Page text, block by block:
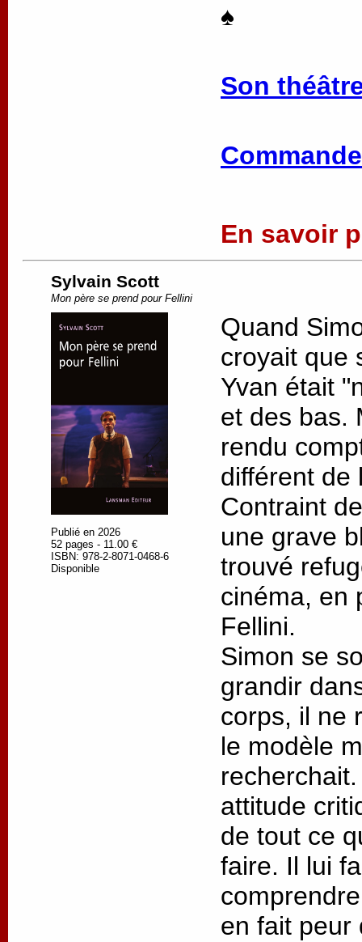
♠
Son
En savoir
Sylvain Scott
Mon père se prend pour Fellini
Publié en 2026
52 pages - 11.00 €
ISBN: 978-2-8071-0468-6
Disponible
Quand
croyait que
Yvan était
et des bas.
rendu
différent de
Contraint
une grave
trouvé
cinéma, en
Fellini.
Simon se
grandir
corps, il ne
le modèle
attitude
de tout ce
faire. Il lui
en fait peur